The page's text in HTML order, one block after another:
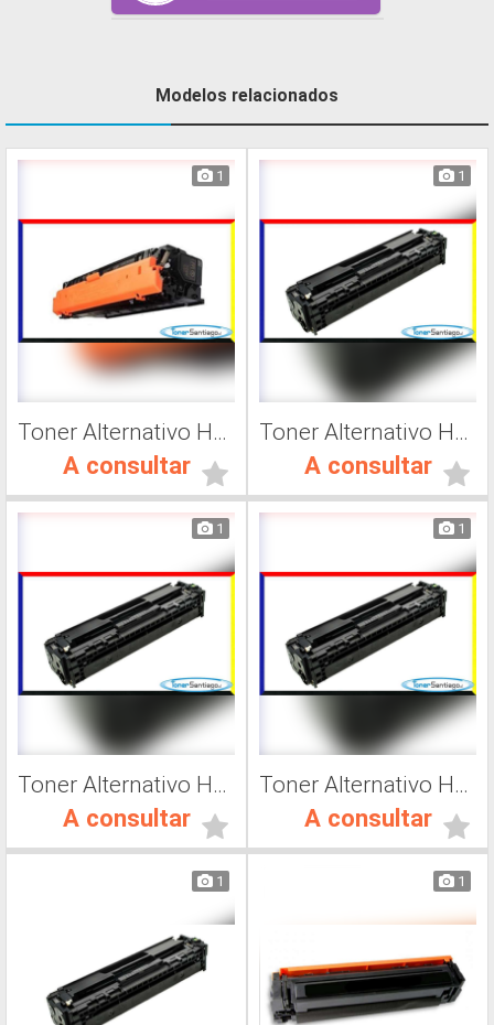
Modelos relacionados
1
Toner Alternativo Hp 508A, Impresora Láser
A consultar
1
Toner Alternativo Hp CF411A, Impresora Láser
A consultar
1
Toner Alternativo Hp CF412A, Impresora Láser
A consultar
1
Toner Alternativo Hp CF413A, Impresora Láser
A consultar
1 1